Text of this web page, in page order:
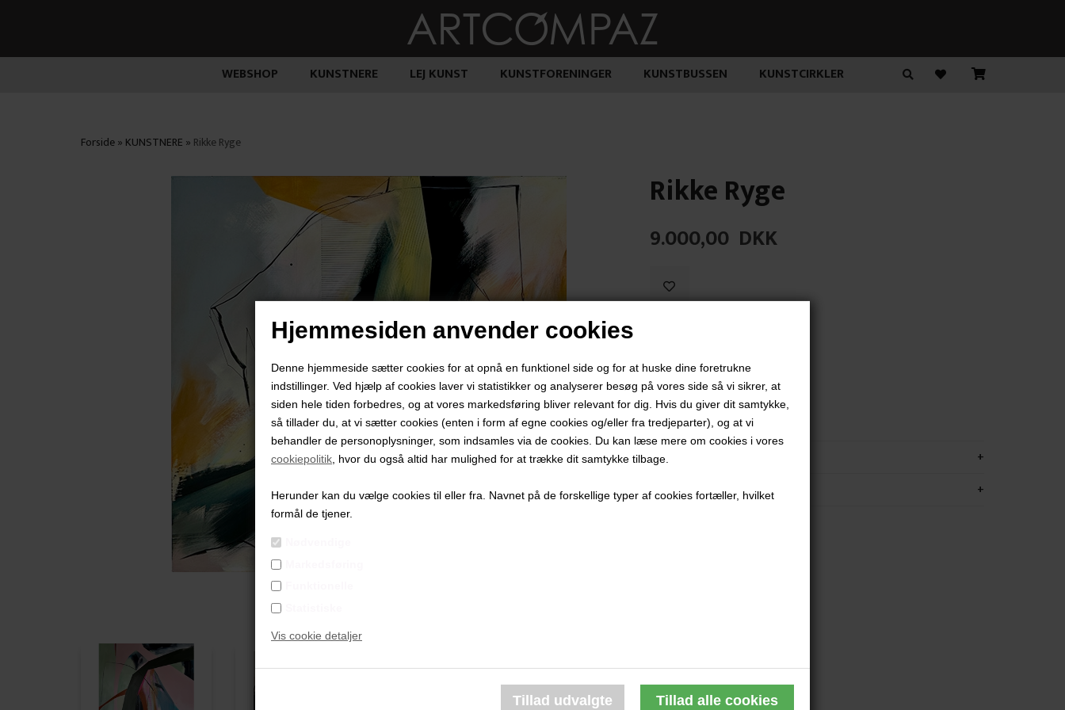
Hjemmesiden anvender cookies
Denne hjemmeside sætter cookies for at opnå en funktionel side og for at huske dine foretrukne
indstillinger. Ved hjælp af cookies laver vi statistikker og analyserer besøg på vores side så vi sikrer, at
siden hele tiden forbedres, og at vores markedsføring bliver relevant for dig. Hvis du giver dit samtykke,
så tillader du, at vi sætter cookies (enten i form af egne cookies og/eller fra tredjeparter), og at vi
behandler de personoplysninger, som indsamles via de cookies. Du kan læse mere om cookies i vores
cookiepolitik , hvor du også altid har mulighed for at trække dit samtykke tilbage.
Herunder kan du vælge cookies til eller fra. Navnet på de forskellige typer af cookies fortæller, hvilket
formål de tjener.
Vis cookie detaljer
WEBSHOP KUNSTNERE LEJ KUNST KUNSTFORENINGER KUNSTBUSSEN KUNSTCIRKLER
Forside» KUNSTNERE » Rikke Ryge
Rikke Ryge
9.000,00DKK
100x100 cm.
Akryl på lærred
Ikke indrammet
PRODUKTBESKRIVELSE
PRODUKTINFORMATION